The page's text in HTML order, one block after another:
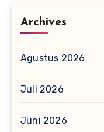
Archives
Agustus 2026
Juli 2026
Juni 2026